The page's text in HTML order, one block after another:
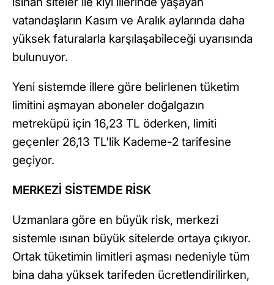
vatandaşların Kasım ve Aralık aylarında daha
yüksek faturalarla karşılaşabileceği uyarısında
bulunuyor.
Yeni sistemde illere göre belirlenen tüketim
limitini aşmayan aboneler doğalgazın
metreküpü için 16,23 TL öderken, limiti
geçenler 26,13 TL'lik Kademe-2 tarifesine
geçiyor.
MERKEZİ SİSTEMDE RİSK
Uzmanlara göre en büyük risk, merkezi
sistemle ısınan büyük sitelerde ortaya çıkıyor.
Ortak tüketimin limitleri aşması nedeniyle tüm
bina daha yüksek tarifeden ücretlendirilirken,